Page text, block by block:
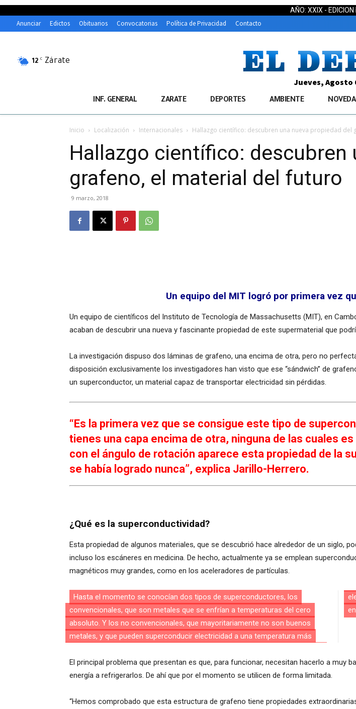
AÑO: XXIX - EDICION
Anunciar Edictos Obituarios Convocatorias Política de Privacidad Contacto
12 C Zárate
Jueves, Agosto
INF. GENERAL ZARATE DEPORTES AMBIENTE
Inicio Localización Internacionales Hallazgo científico: descubren una nueva propiedad del
Hallazgo científico: descubren
grafeno, el material del futuro
9 marzo, 2018
Un equipo del MIT logró por primera vez
Un equipo de científicos del Instituto de Tecnología de Massachusetts (MIT), en
acaban de descubrir una nueva y fascinante propiedad de este supermaterial que
La investigación dispuso dos láminas de grafeno, una encima de otra, pero no
disposición exclusivamente los investigadores han visto que ese “sándwich” de
un superconductor, un material capaz de transportar electricidad sin pérdidas.
“Es la primera vez que se consigue este tipo de
tienes una capa encima de otra, ninguna de las cuales
con el ángulo de rotación aparece esta propiedad de la
se había logrado nunca”, explica Jarillo-Herrero.
¿Qué es la superconductividad?
Esta propiedad de algunos materiales, que se descubrió hace alrededor de un siglo,
incluso los escáneres en medicina. De hecho, actualmente ya se emplean
magnéticos muy grandes, como en los aceleradores de partículas.
Hasta el momento se conocían dos tipos de superconductores, los
convencionales, que son metales que se enfrían a temperaturas del cero
absoluto. Y los no convencionales, que mayoritariamente no son buenos
metales, y que pueden superconducir electricidad a una temperatura más
elevada que los anteriores, aunque el mecanismo por el que funcionan es un
El principal problema que presentan es que, para funcionar, necesitan hacerlo a muy
energía a refrigerarlos. De ahí que por el momento se utilicen de forma limitada.
“Hemos comprobado que esta estructura de grafeno tiene propiedades